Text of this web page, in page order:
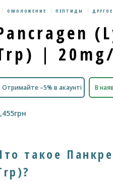
ОМОЛОЖЕНИЕ ПЕПТИДЫ ДРУГОЕ
|
Отримайте –5% в акаунті В
грн
такое